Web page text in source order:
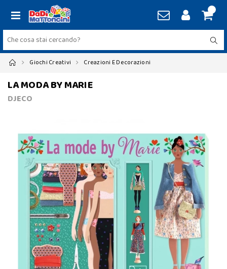
Giochi Creativi Creazioni E Decorazioni
LA MODA BY MARIE
DJECO